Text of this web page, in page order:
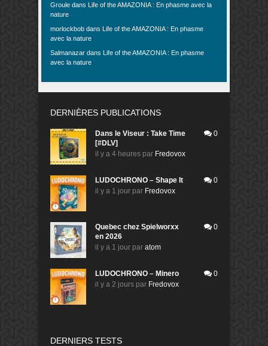
Groule dans Life of the AMAZONIA : En phasme avec la
nature
morlockbob dans Life of the AMAZONIA : En phasme
avec la nature
Salmanazar dans Life of the AMAZONIA : En phasme
avec la nature
DERNIÈRES PUBLICATIONS
Dans le Viseur : Take Time
[#DLV]
il y a 4 heures par Fredovox
0
LUDOCHRONO – Shape It
il y a 1 jour par Fredovox
0
Quebec chez Spielworxx
en 2026
il y a 1 jour par atom
0
LUDOCHRONO – Minero
il y a 2 jours par Fredovox
0
DERNIERS TESTS